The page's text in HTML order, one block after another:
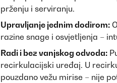
prženju i serviranju.
Upravljanje jednim dodirom:
razine snage i osvjetljenja –
Radi i bez vanjskog odvoda:
recirkulacijski uređaj. U
pouzdano vežu mirise – nije